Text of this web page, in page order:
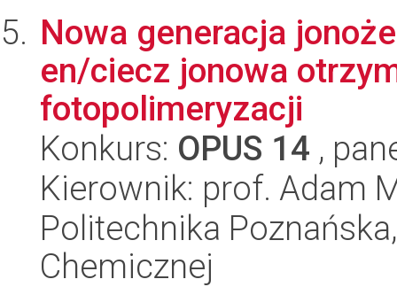
Nowa generacja
en/ciecz jonowa
fotopolimeryzacji
Konkurs: OPUS 14 ,
Kierownik: prof. Adam
Politechnika
Chemicznej